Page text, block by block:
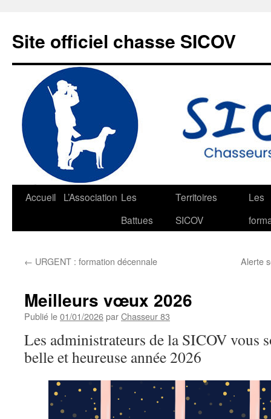
contenu
Site officiel chasse SICOV
Accueil L’Association Les
Battues
Territoires
SICOV
Les
← URGENT : formation décennale Alerte
Meilleurs vœux 2026
Publié le01/01/2026parChasseur 83
Les administrateurs de la SICOV vous
belle et heureuse année 2026